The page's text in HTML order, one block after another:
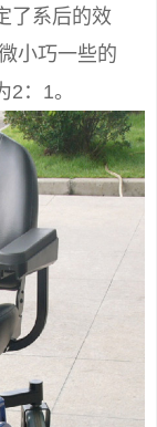
了系后的效
小巧一些的
：1。